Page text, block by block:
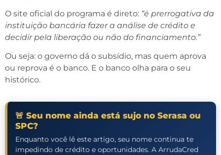
O site oficial do programa é direto: “é prerrogativa da
instituição bancária fazer a análise de crédito e
decidir pela liberação ou não do financiamento.”
Ou seja: o governo dá o subsídio, mas quem aprova
ou reprova é o banco. E o banco olha para o seu
histórico.
🚨 Seu nome ainda está sujo no Serasa ou
SPC?
Enquanto você lê este artigo, seu nome continua te
impedindo de crédito e oportunidades. A ArrudaCred